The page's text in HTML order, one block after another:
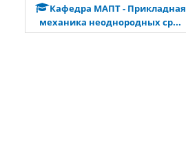
Кафедра МАПТ - Прикладная
механика неоднородных ср...